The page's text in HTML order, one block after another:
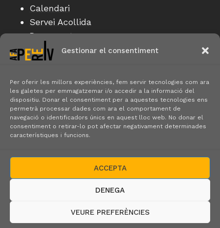
Gestionar el consentiment
Per oferir les millors experiències, fem servir tecnologies com ara
les galetes per emmagatzemar i/o accedir a la informació del
dispositiu. Donar el consentiment per a aquestes tecnologies ens
permetrà processar dades com ara el comportament de
navegació o identificadors únics en aquest lloc web. No donar el
consentiment o retirar-lo pot afectar negativament determinades
característiques i funcions.
ACCEPTA
DENEGA
VEURE PREFERÈNCIES
Calendari
Servei Acollida
Documents
CONTACTE
Carrer de Bilbao, 103 - 117, Sant Martí, 08005
Barcelona
© 2026 Som l'AFA Pere IV